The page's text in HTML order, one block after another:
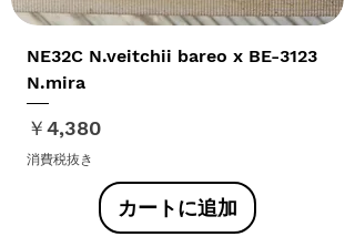
NE32C N.veitchii bareo x BE-3123
N.mira
価格
￥4,380
消費税抜き
カートに追加